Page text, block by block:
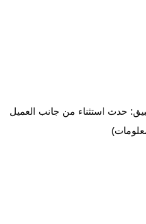
حدث استثناء من جانب العميل